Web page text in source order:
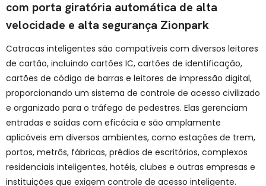
com porta giratória automática de alta
velocidade e alta segurança Zionpark
Catracas inteligentes são compatíveis com diversos leitores
de cartão, incluindo cartões IC, cartões de identificação,
cartões de código de barras e leitores de impressão digital,
proporcionando um sistema de controle de acesso civilizado
e organizado para o tráfego de pedestres. Elas gerenciam
entradas e saídas com eficácia e são amplamente
aplicáveis ​​em diversos ambientes, como estações de trem,
portos, metrôs, fábricas, prédios de escritórios, complexos
residenciais inteligentes, hotéis, clubes e outras empresas e
instituições que exigem controle de acesso inteligente.